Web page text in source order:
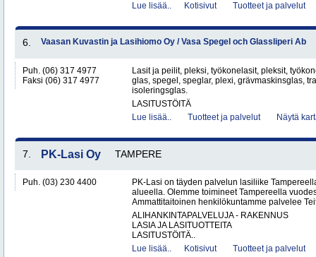
Lue lisää..
Kotisivut Tuotteet ja palvelut
6. Vaasan Kuvastin ja Lasihiomo Oy / Vasa Spegel och Glassliperi Ab
Puh. (06) 317 4977
Faksi (06) 317 4977
Lasit ja peilit, pleksi, työkonelasit, pleksit,
glas, spegel, speglar, plexi, grävmaskinsglas,
isoleringsglas.
LASITUSTÖITÄ
Lue lisää..
Tuotteet ja palvelut Näytä
7. PK-Lasi Oy TAMPERE
Puh. (03) 230 4400
PK-Lasi on täyden palvelun lasiliike
alueella. Olemme toimineet Tampereella
Ammattitaitoinen henkilökuntamme palvelee
ALIHANKINTAPALVELUJA - RAKENNUS
LASIA JA LASITUOTTEITA
LASITUSTÖITÄ..
Lue lisää..
Kotisivut Tuotteet ja palvelut